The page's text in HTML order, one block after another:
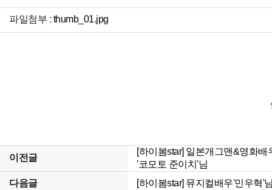
파일첨부 : thumb_01.jpg
이전글
[하이봄star] 일본개그맨&영화배
'코모토 준이치'님
다음글
[하이봄star] 뮤지컬배우'민우혁'